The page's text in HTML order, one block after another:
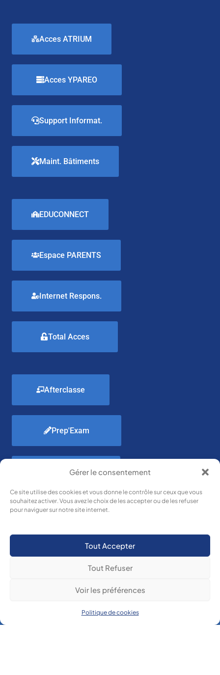
Gérer le consentement
Ce site utilise des cookies et vous donne le contrôle sur ceux que vous
souhaitez activer. Vous avez le choix de les accepter ou de les refuser
pour naviguer sur notre site internet.
Tout Accepter
Tout Refuser
Voir les préférences
Politique de cookies
Acces ATRIUM
Acces YPAREO
Support Informat.
Maint. Bâtiments
EDUCONNECT
Espace PARENTS
Internet Respons.
Total Acces
Afterclasse
Prep'Exam
Magistère
Eduthèque
Lycée Des Métiers
l'Europe